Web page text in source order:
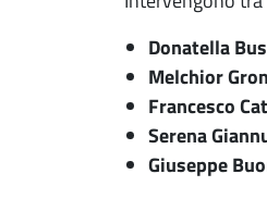
Donatella
Melchior
Francesco
Serena
Giuseppe